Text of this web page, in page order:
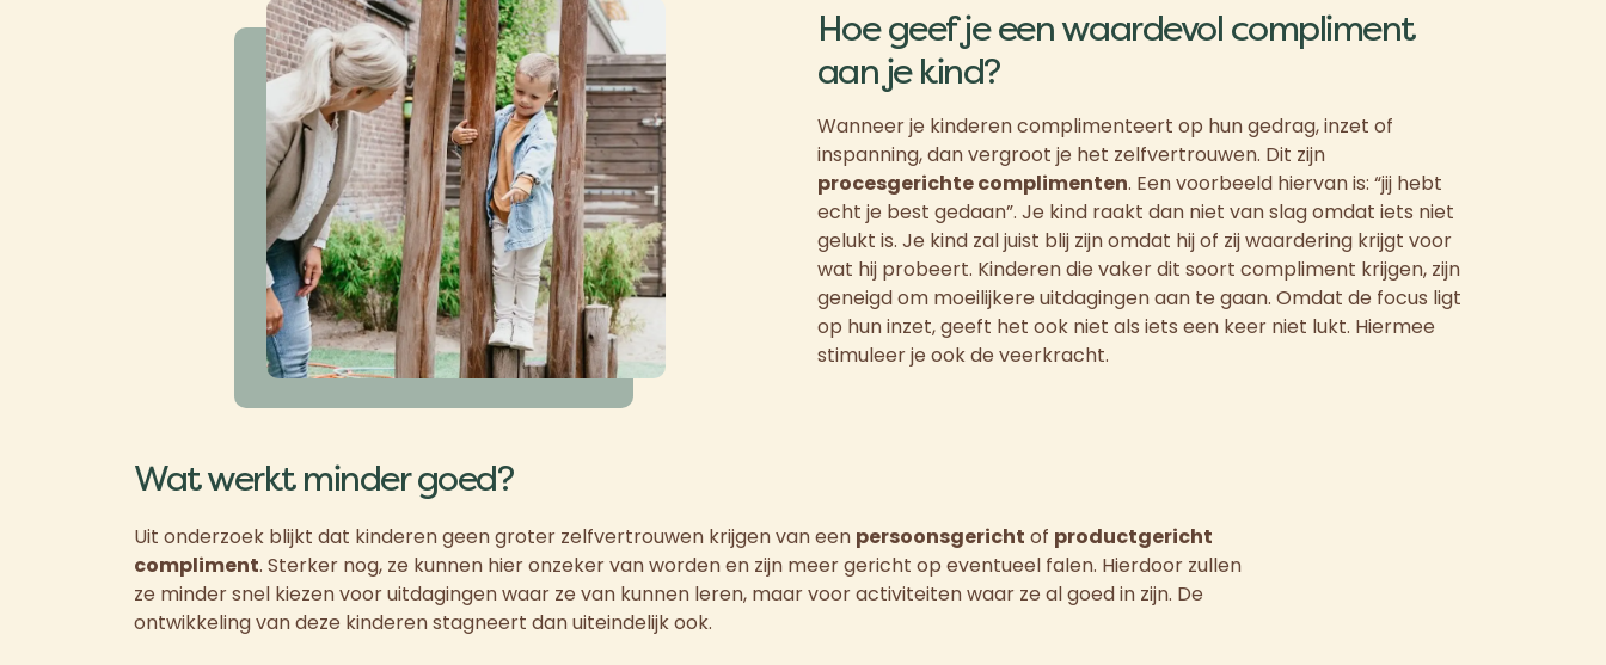
Hoe geef je een waardevol compliment
aan je kind?
Wanneer je kinderen complimenteert op hun gedrag, inzet of
inspanning, dan vergroot je het zelfvertrouwen. Dit zijn
procesgerichte complimenten. Een voorbeeld hiervan is: “jij hebt
echt je best gedaan”. Je kind raakt dan niet van slag omdat iets niet
gelukt is. Je kind zal juist blij zijn omdat hij of zij waardering krijgt voor
wat hij probeert. Kinderen die vaker dit soort compliment krijgen, zijn
geneigd om moeilijkere uitdagingen aan te gaan. Omdat de focus ligt
op hun inzet, geeft het ook niet als iets een keer niet lukt. Hiermee
stimuleer je ook de veerkracht.
Wat werkt minder goed?
Uit onderzoek blijkt dat kinderen geen groter zelfvertrouwen krijgen van een persoonsgericht of productgericht
compliment. Sterker nog, ze kunnen hier onzeker van worden en zijn meer gericht op eventueel falen. Hierdoor zullen
ze minder snel kiezen voor uitdagingen waar ze van kunnen leren, maar voor activiteiten waar ze al goed in zijn. De
ontwikkeling van deze kinderen stagneert dan uiteindelijk ook.